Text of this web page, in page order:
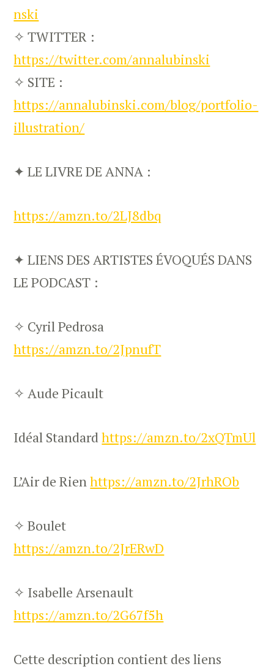
nski
✧ TWITTER :
https://twitter.com/annalubinski
✧ SITE :
https://annalubinski.com/blog/portfolio-
illustration/
✦ LE LIVRE DE ANNA :
https://amzn.to/2LJ8dbq
✦ LIENS DES ARTISTES ÉVOQUÉS DANS
LE PODCAST :
✧ Cyril Pedrosa
https://amzn.to/2JpnufT
✧ Aude Picault
Idéal Standardhttps://amzn.to/2xQTmUl
L’Air de Rienhttps://amzn.to/2JrhROb
✧ Boulet
https://amzn.to/2JrERwD
✧ Isabelle Arsenault
https://amzn.to/2G67f5h
Cette description contient des liens